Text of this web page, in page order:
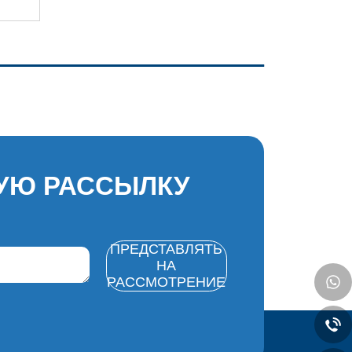
РАССЫЛКУ
ПРЕДСТАВЛЯТЬ
НА
РАССМОТРЕНИЕ